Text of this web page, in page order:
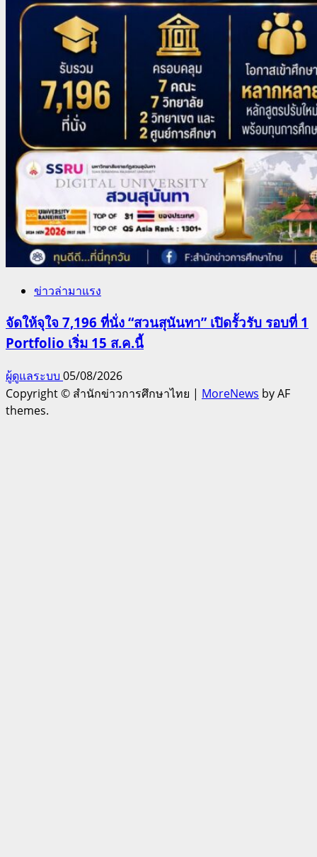
ข่าวล่ามาแรง
จัดให้จุใจ 7,196 ที่นั่ง “สวนสุนันทา” เปิดรั้วรับ รอบที่ 1
Portfolio เริ่ม 15 ส.ค.นี้
ผู้ดูแลระบบ 05/08/2026
Copyright © สำนักข่าวการศึกษาไทย | MoreNews by AF
themes.